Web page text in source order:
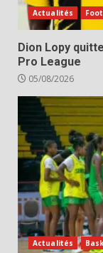
Actualités
Dion Lopy
Pro League
05/08/2026
Actualités